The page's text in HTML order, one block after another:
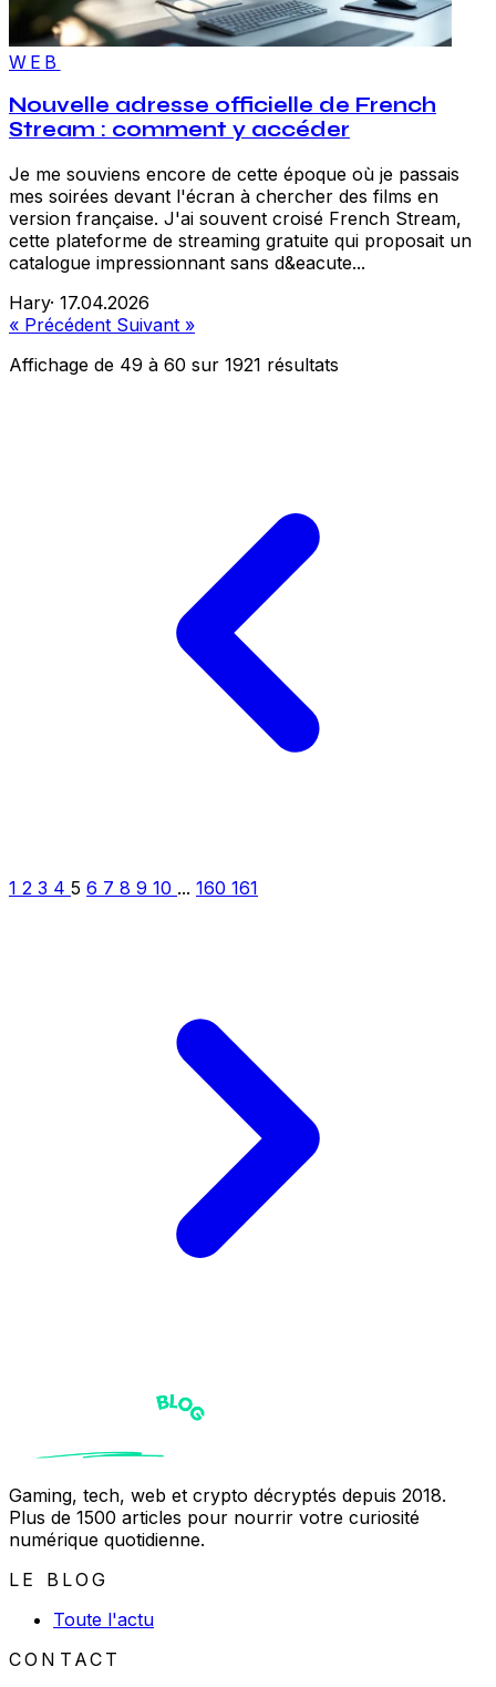
WEB
Nouvelle adresse officielle de French
Stream : comment y accéder
Je me souviens encore de cette époque où je passais
mes soirées devant l'écran à chercher des films en
version française. J'ai souvent croisé French Stream,
cette plateforme de streaming gratuite qui proposait un
catalogue impressionnant sans d&eacute...
Hary· 17.04.2026
« Précédent Suivant »
Affichage de 49 à 60 sur 1921 résultats
1 2 3 4 5 6 7 8 9 10 ... 160 161
Gaming, tech, web et crypto décryptés depuis 2018.
Plus de 1500 articles pour nourrir votre curiosité
numérique quotidienne.
LE BLOG
Toute l'actu
CONTACT